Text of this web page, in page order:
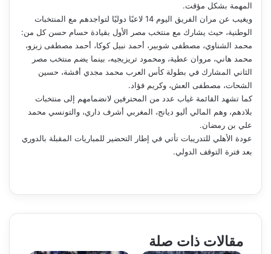
المهمة بشكل مؤقت.
ويغيب عن مران الفريق اليوم 14 لاعبًا دوليًا لتواجدهم مع المنتخبات
الوطنية، حيث يشارك مع منتخب مصر الأول بقيادة حسام حسن كل من:
محمد الشناوي، مصطفى شوبير، أحمد نبيل كوكا، أحمد مصطفى زيزو،
محمد هاني، مروان عطية، ومحمود تريزيجيه، بينما يضم منتخب مصر
الثاني المشارك في بطولة كأس العرب محمد مجدي أفشة، حسين
الشحات، مصطفى العش، وكريم فؤاد.
كما تشهد القائمة غياب عدد من المحترفين لانضمامهم إلى منتخبات
بلادهم، وهم المالي أليو ديانج، المغربي أشرف داري، والتونسي محمد
علي بن رمضان.
عودة الأهلي للتدريبات تأتي في إطار التحضير للمباريات المقبلة بالدوري
بعد فترة التوقف الدولي.
مقالات ذات صلة